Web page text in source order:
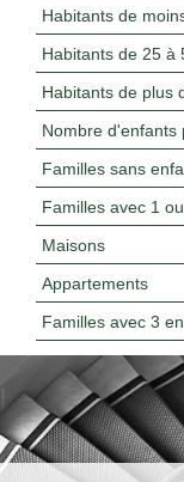
Habitants de
Habitants de 25 à
Habitants de plus
Nombre d'enfants
Familles sans
Familles avec 1
Maisons
Appartements
Familles avec 3